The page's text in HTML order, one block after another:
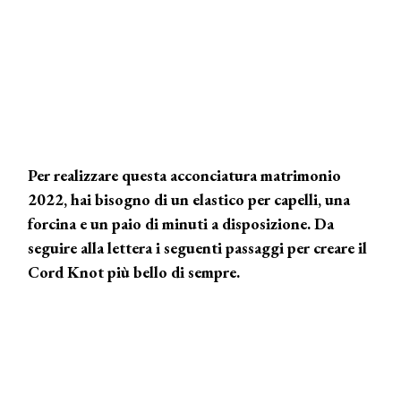
Per realizzare questa acconciatura matrimonio
2022, hai bisogno di un elastico per capelli, una
forcina e un paio di minuti a disposizione. Da
seguire alla lettera i seguenti passaggi per creare il
Cord Knot più bello di sempre.